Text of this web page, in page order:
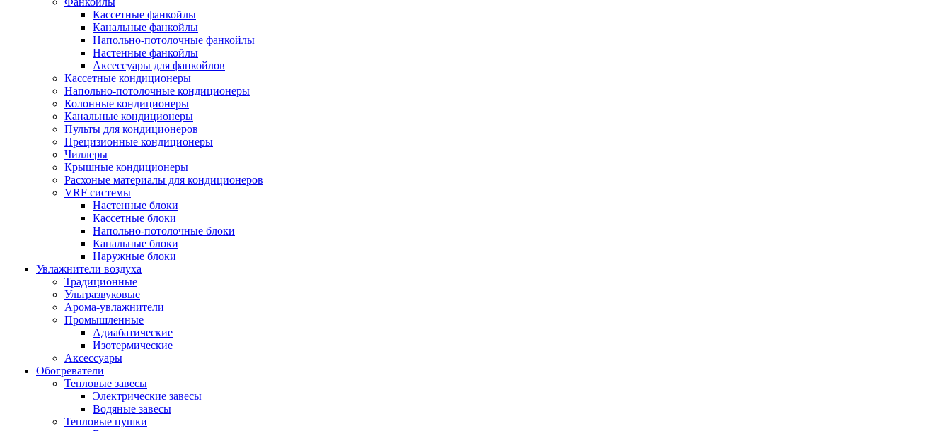
Кассетные фанкойлы
Канальные фанкойлы
Напольно-потолочные фанкойлы
Настенные фанкойлы
Аксессуары для фанкойлов
Кассетные кондиционеры
Напольно-потолочные кондиционеры
Колонные кондиционеры
Канальные кондиционеры
Пульты для кондиционеров
Прецизионные кондиционеры
Чиллеры
Крышные кондиционеры
Расхоные материалы для кондиционеров
VRF системы
Настенные блоки
Кассетные блоки
Напольно-потолочные блоки
Канальные блоки
Наружные блоки
Увлажнители воздуха
Традиционные
Ультразвуковые
Арома-увлажнители
Промышленныe
Адиабатические
Изотермические
Аксессуары
Обогреватели
Тепловые завесы
Электрические завесы
Водяные завесы
Тепловые пушки